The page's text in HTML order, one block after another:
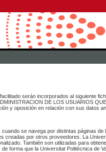
serán incorporados al siguiente
DE LOS USUARIOS
y oposición en relación con sus datos
se navega por distintas páginas
creadas por otros proveedores. La
También son utilizadas para
forma que la Universitat Politècnica de